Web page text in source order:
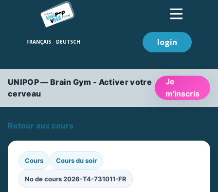
login
UNIPOP — Brain Gym - Activer votre
cerveau
Je
m'inscris
Retour aux cours
Cours Cours du soir
No de cours 2026-T4-731011-FR